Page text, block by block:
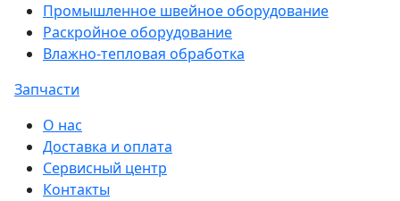
Промышленное швейное оборудование
Раскройное оборудование
Влажно-тепловая обработка
Запчасти
О нас
Доставка и оплата
Сервисный центр
Контакты